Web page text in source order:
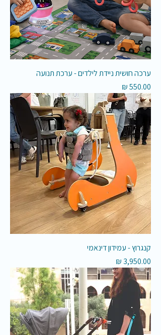
ערכה חושית ניידת לילדים - ערכת תנועה
מחיר
קנגרוץ - עמידון דינאמי
מחיר